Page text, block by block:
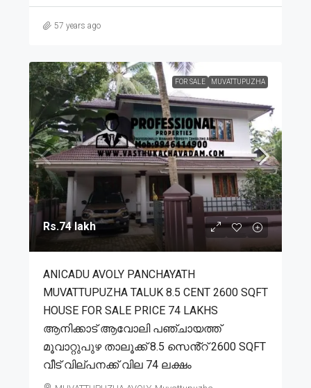
57 years ago
FOR SALE MUVATTUPUZHA
Rs.74 lakh
ANICADU AVOLY PANCHAYATH
MUVATTUPUZHA TALUK 8.5 CENT 2600 SQFT
HOUSE FOR SALE PRICE 74 LAKHS
ആനിക്കാട് ആവോലി പഞ്ചായത്ത്
മൂവാറ്റുപുഴ താലൂക്ക് 8.5 സെൻ്റ് 2600 SQFT
വീട് വില്പനക്ക് വില 74 ലക്ഷം